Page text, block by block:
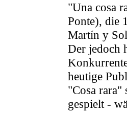
"Una cosa
Ponte), die
Martín y
Der jedoch
heutige
"Cosa rara"
gespielt -